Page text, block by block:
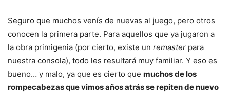
Seguro que muchos venís de nuevas al juego, pero otros
conocen la primera parte. Para aquellos que ya jugaron a
la obra primigenia (por cierto, existe un remaster para
nuestra consola), todo les resultará muy familiar. Y eso es
bueno… y malo, ya que es cierto que muchos de los
rompecabezas que vimos años atrás se repiten de nuevo